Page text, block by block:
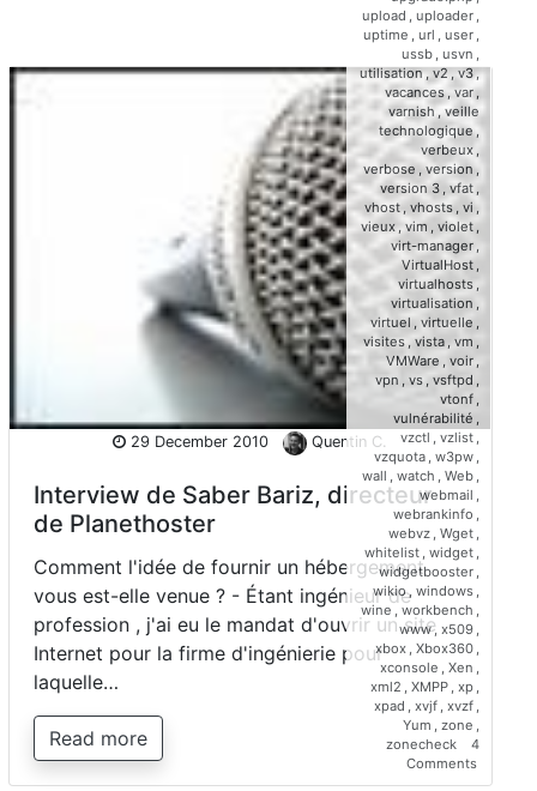
29 December 2010 Quentin C.
Interview de Saber Bariz, directeur
de Planethoster
Comment l'idée de fournir un hébergement
vous est-elle venue ? - Étant ingénieur de
profession , j'ai eu le mandat d'ouvrir un site
Internet pour la firme d'ingénierie pour
laquelle…
Read more
upload , uploader ,
uptime , url , user ,
ussb , usvn ,
utilisation,v2,v3,
vacances , var,
varnish , veille
technologique ,
verbeux ,
verbose ,version,
version 3 ,vfat ,
vhost , vhosts , vi ,
vieux , vim , violet,
virt-manager ,
VirtualHost ,
virtualhosts ,
virtualisation ,
virtuel, virtuelle ,
visites , vista , vm ,
VMWare , voir ,
vpn , vs , vsftpd ,
vtonf ,
vulnérabilité ,
vzctl , vzlist ,
vzquota , w3pw ,
wall , watch , Web ,
webmail ,
webrankinfo ,
webvz , Wget ,
whitelist , widget ,
widgetbooster ,
wikio, windows ,
wine , workbench ,
www, x509 ,
xbox , Xbox360 ,
xconsole , Xen ,
xml2 , XMPP , xp ,
xpad , xvjf , xvzf ,
Yum , zone ,
zonecheck
4
Commentson
Interview